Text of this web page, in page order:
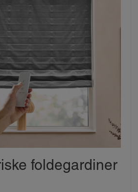
foldegardiner